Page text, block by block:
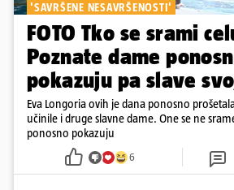
'SAVRŠENE NESAVRŠENOSTI'
FOTO Tko se srami
Poznate dame
pokazuju pa slave
Eva Longoria ovih je dana ponosno
učinile i druge slavne dame. One se ne
ponosno pokazuju
6